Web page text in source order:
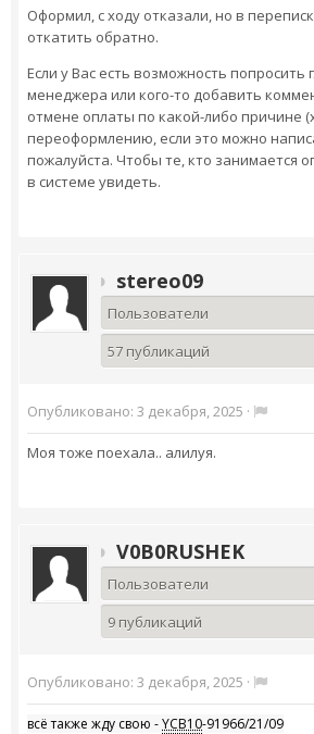
Оформил, с ходу отказали, но в
откатить обратно.
Если у Вас есть возможность попросить
менеджера или кого-то добавить
отмене оплаты по какой-либо причине
переоформлению, если это можно
пожалуйста. Чтобы те, кто занимается
в системе увидеть.
stereo09
Пользователи
57 публикаций
Опубликовано: 3 декабря, 2025 ·
Моя тоже поехала.. алилуя.
V0B0RUSHEK
Пользователи
9 публикаций
Опубликовано: 3 декабря, 2025 ·
всё также жду свою -YCB10-91966/21/09